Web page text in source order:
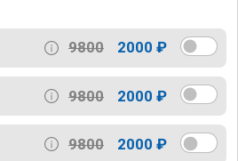
9800 2000 ₽
9800 2000 ₽
9800 2000 ₽